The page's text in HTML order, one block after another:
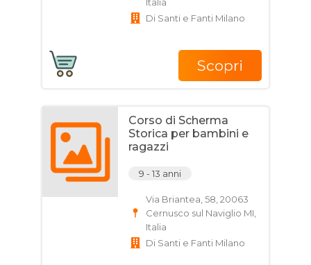
Di Santi e Fanti Milano
Scopri
Corso di Scherma
Storica per bambini e
ragazzi
9 - 13 anni
Via Briantea, 58, 20063
Cernusco sul Naviglio MI,
Italia
Di Santi e Fanti Milano